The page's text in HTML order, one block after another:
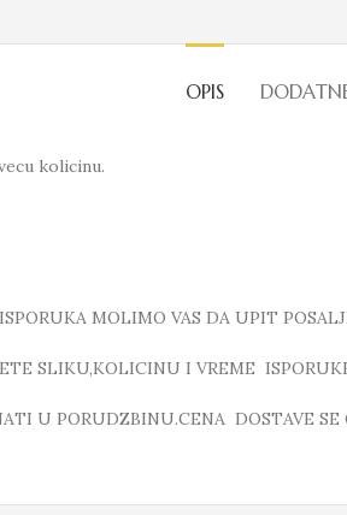
OPIS
kolicinu.
MOLIMO VAS DA UPIT
SLIKU,KOLICINU I VREME
U PORUDZBINU.CENA DOSTAVE